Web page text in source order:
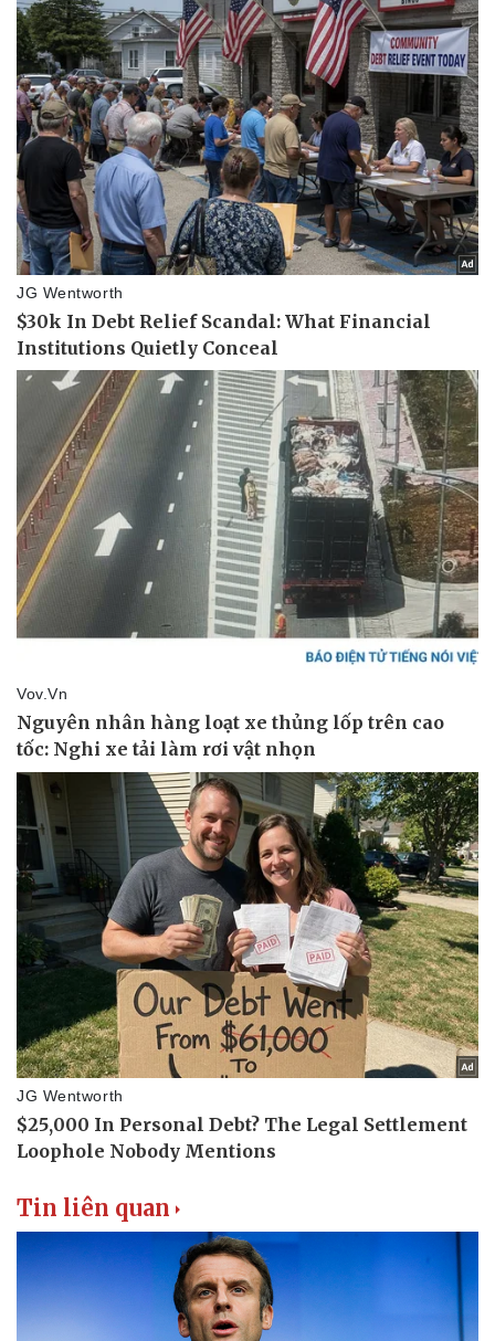
Pháp luật
Vụ án
Tin nóng
Tư vấn luật
Vũ khí
Việt Nam
Phân tích
Tin liên quan